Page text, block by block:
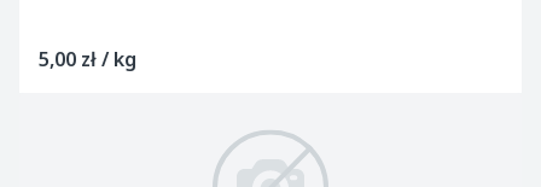
5,00 zł / kg